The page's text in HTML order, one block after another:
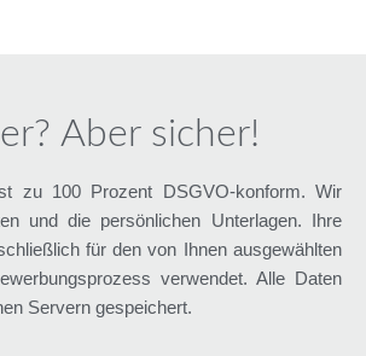
Aber sicher!
zu 100 Prozent DSGVO-konform. Wir
und die persönlichen Unterlagen. Ihre
für den von Ihnen ausgewählten
verwendet. Alle Daten
Servern gespeichert.